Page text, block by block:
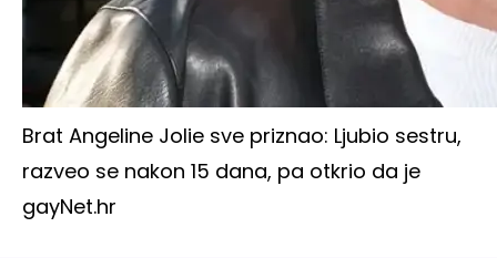
Brat Angeline Jolie sve priznao: Ljubio sestru,
razveo se nakon 15 dana, pa otkrio da je
gayNet.hr